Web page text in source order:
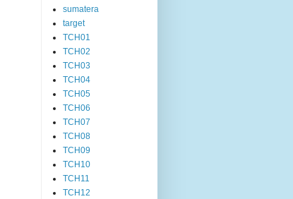
sumatera
target
TCH01
TCH02
TCH03
TCH04
TCH05
TCH06
TCH07
TCH08
TCH09
TCH10
TCH11
TCH12